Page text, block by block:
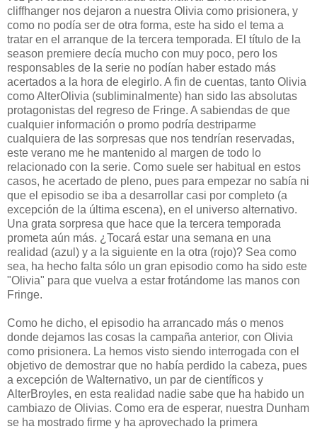
cliffhanger nos dejaron a nuestra Olivia como prisionera, y
como no podía ser de otra forma, este ha sido el tema a
tratar en el arranque de la tercera temporada. El título de la
season premiere decía mucho con muy poco, pero los
responsables de la serie no podían haber estado más
acertados a la hora de elegirlo. A fin de cuentas, tanto Olivia
como AlterOlivia (subliminalmente) han sido las absolutas
protagonistas del regreso de Fringe. A sabiendas de que
cualquier información o promo podría destriparme
cualquiera de las sorpresas que nos tendrían reservadas,
este verano me he mantenido al margen de todo lo
relacionado con la serie. Como suele ser habitual en estos
casos, he acertado de pleno, pues para empezar no sabía ni
que el episodio se iba a desarrollar casi por completo (a
excepción de la última escena), en el universo alternativo.
Una grata sorpresa que hace que la tercera temporada
prometa aún más. ¿Tocará estar una semana en una
realidad (azul) y a la siguiente en la otra (rojo)? Sea como
sea, ha hecho falta sólo un gran episodio como ha sido este
"Olivia" para que vuelva a estar frotándome las manos con
Fringe.
Como he dicho, el episodio ha arrancado más o menos
donde dejamos las cosas la campaña anterior, con Olivia
como prisionera. La hemos visto siendo interrogada con el
objetivo de demostrar que no había perdido la cabeza, pues
a excepción de Walternativo, un par de científicos y
AlterBroyles, en esta realidad nadie sabe que ha habido un
cambiazo de Olivias. Como era de esperar, nuestra Dunham
se ha mostrado firme y ha aprovechado la primera